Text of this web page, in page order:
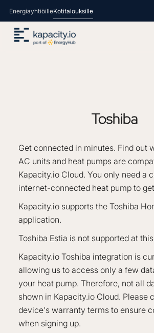
EnergiayhtiöilleKotitalouksille
Toshiba
Get connected in minutes. Find out
AC units and heat pumps are
Kapacity.io Cloud. You only need a
internet-connected heat pump to
Kapacity.io supports the Toshiba
application.
Toshiba Estia is not supported at
Kapacity.io Toshiba integration is
allowing us to access only a few
your heat pump. Therefore, not all
shown in Kapacity.io Cloud. Please
device's warranty terms to ensure
when signing up.